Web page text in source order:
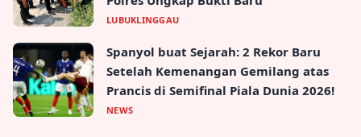
LUBUKLINGGAU
Spanyol buat Sejarah: 2 Rekor Baru
Setelah Kemenangan Gemilang atas
Prancis di Semifinal Piala Dunia 2026!
NEWS